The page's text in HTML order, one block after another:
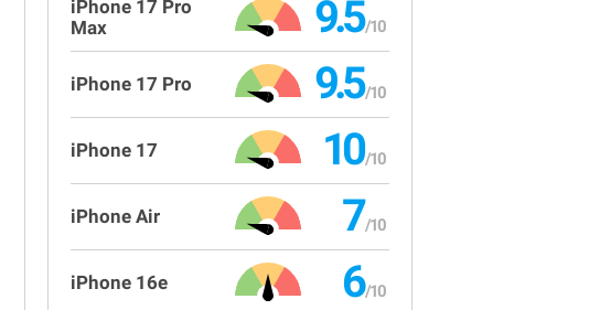
iPhone 17 Pro
Max
9.5
iPhone 17 Pro 9.5
iPhone 17 10
iPhone Air 7
iPhone 16e 6